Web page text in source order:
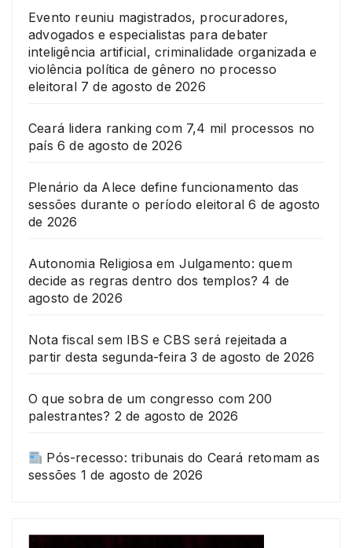
Evento reuniu magistrados, procuradores,
advogados e especialistas para debater
inteligência artificial, criminalidade organizada e
violência política de gênero no processo
eleitoral 7 de agosto de 2026
Ceará lidera ranking com 7,4 mil processos no
país 6 de agosto de 2026
Plenário da Alece define funcionamento das
sessões durante o período eleitoral 6 de agosto
de 2026
Autonomia Religiosa em Julgamento: quem
decide as regras dentro dos templos? 4 de
agosto de 2026
Nota fiscal sem IBS e CBS será rejeitada a
partir desta segunda-feira 3 de agosto de 2026
O que sobra de um congresso com 200
palestrantes? 2 de agosto de 2026
Pós-recesso: tribunais do Ceará retomam as
sessões 1 de agosto de 2026